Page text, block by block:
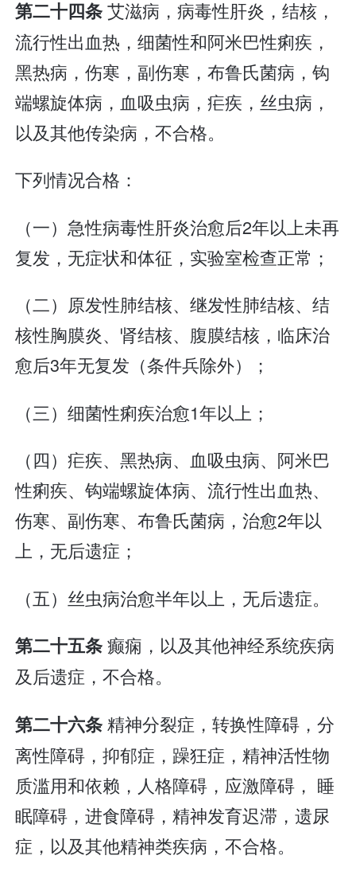
第二十四条艾滋病，病毒性肝炎，结核，
流行性出血热，细菌性和阿米巴性痢疾，
黑热病，伤寒，副伤寒，布鲁氏菌病，钩
端螺旋体病，血吸虫病，疟疾，丝虫病，
以及其他传染病，不合格。
下列情况合格：
（一）急性病毒性肝炎治愈后2年以上未再
复发，无症状和体征，实验室检查正常；
（二）原发性肺结核、继发性肺结核、结
核性胸膜炎、肾结核、腹膜结核，临床治
愈后3年无复发（条件兵除外）；
（三）细菌性痢疾治愈1年以上；
（四）疟疾、黑热病、血吸虫病、阿米巴
性痢疾、钩端螺旋体病、流行性出血热、
伤寒、副伤寒、布鲁氏菌病，治愈2年以
上，无后遗症；
（五）丝虫病治愈半年以上，无后遗症。
第二十五条癫痫，以及其他神经系统疾病
及后遗症，不合格。
第二十六条精神分裂症，转换性障碍，分
离性障碍，抑郁症，躁狂症，精神活性物
质滥用和依赖，人格障碍，应激障碍， 睡
眠障碍，进食障碍，精神发育迟滞，遗尿
症，以及其他精神类疾病，不合格。